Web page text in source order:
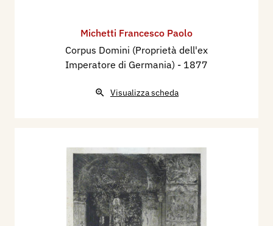
Michetti Francesco Paolo
Corpus Domini (Proprietà dell'ex
Imperatore di Germania) - 1877
Visualizza scheda